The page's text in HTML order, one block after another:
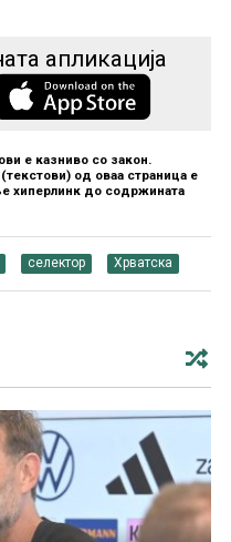
апликација
е казниво со закон.
од оваа страница е
хиперлинк до содржината
селектор Хрватска